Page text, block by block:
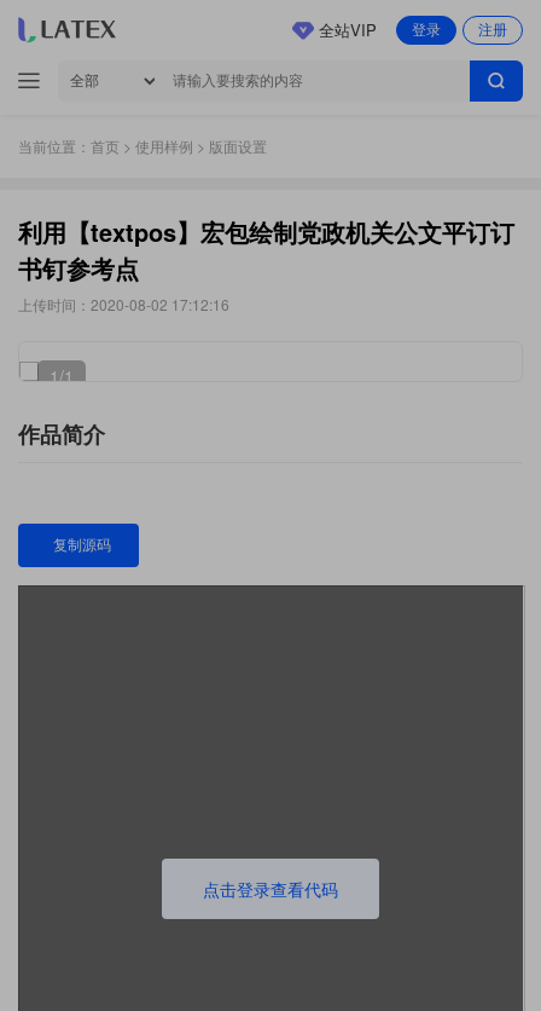
登录 注册
全站VIP
当前位置： 首页 > 使用样例 > 版面设置
利用【textpos】宏包绘制党政机关公文平订订
书钉参考点
上传时间：2020-08-02 17:12:16
1/1
作品简介
复制源码
点击登录查看代码